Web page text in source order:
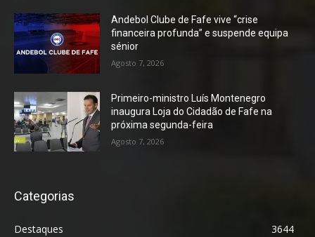
Andebol Clube de Fafe vive “crise
financeira profunda” e suspende equipa
sénior
Agosto 7, 2026
Primeiro-ministro Luís Montenegro
inaugura Loja do Cidadão de Fafe na
próxima segunda-feira
Agosto 7, 2026
Categorias
Destaques
3644